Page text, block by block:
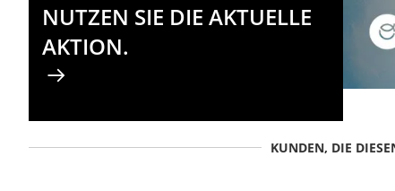
NUTZEN SIE DIE AKTUELLE
AKTION.
KUNDEN, DIE